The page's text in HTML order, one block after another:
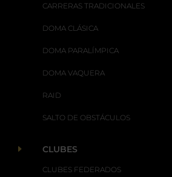
CARRERAS TRADICIONALES
DOMA CLÁSICA
DOMA PARALÍMPICA
DOMA VAQUERA
RAID
SALTO DE OBSTÁCULOS
E CLUBES
CLUBES FEDERADOS